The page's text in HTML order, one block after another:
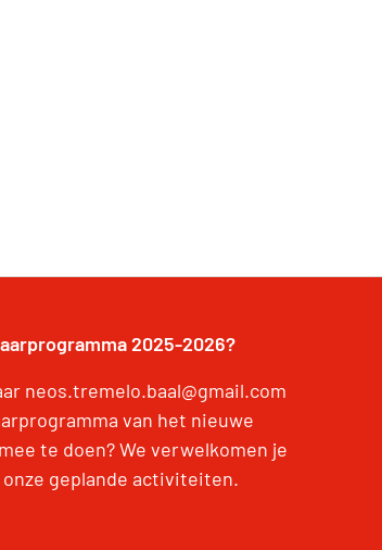
2025-2026?
neos.tremelo.baal@gmail.com
van het nieuwe
te doen? We verwelkomen je
onze geplande activiteiten.